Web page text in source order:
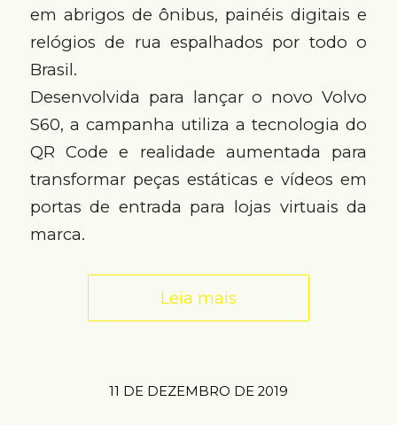
em abrigos de ônibus, painéis digitais e
relógios de rua espalhados por todo o
Brasil.
Desenvolvida para lançar o novo Volvo
S60, a campanha utiliza a tecnologia do
QR Code e realidade aumentada para
transformar peças estáticas e vídeos em
portas de entrada para lojas virtuais da
marca.
Leia mais
11 DE DEZEMBRO DE 2019